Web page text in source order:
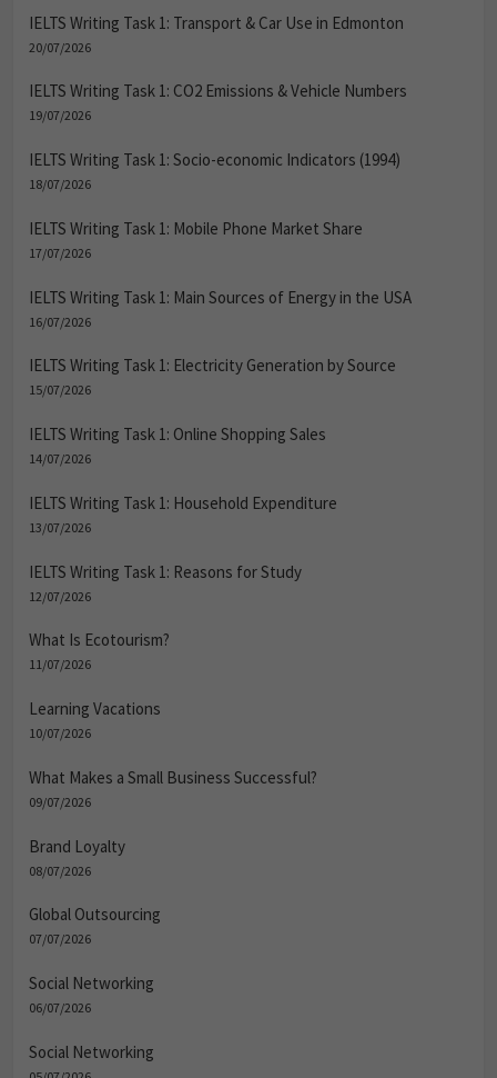
IELTS Writing Task 1: Transport & Car Use in Edmonton
20/07/2026
IELTS Writing Task 1: CO2 Emissions & Vehicle Numbers
19/07/2026
IELTS Writing Task 1: Socio-economic Indicators (1994)
18/07/2026
IELTS Writing Task 1: Mobile Phone Market Share
17/07/2026
IELTS Writing Task 1: Main Sources of Energy in the USA
16/07/2026
IELTS Writing Task 1: Electricity Generation by Source
15/07/2026
IELTS Writing Task 1: Online Shopping Sales
14/07/2026
IELTS Writing Task 1: Household Expenditure
13/07/2026
IELTS Writing Task 1: Reasons for Study
12/07/2026
What Is Ecotourism?
11/07/2026
Learning Vacations
10/07/2026
What Makes a Small Business Successful?
09/07/2026
Brand Loyalty
08/07/2026
Global Outsourcing
07/07/2026
Social Networking
06/07/2026
Social Networking